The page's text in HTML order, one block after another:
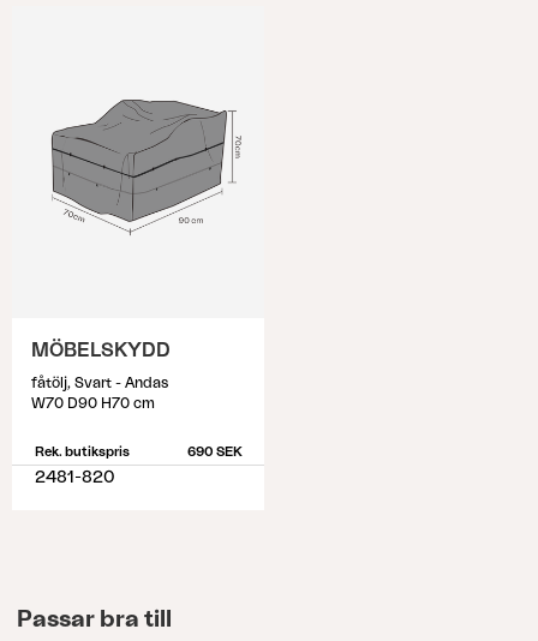
MÖBELSKYDD
fåtölj, Svart - Andas
W70 D90 H70 cm
Rek. butikspris 690 SEK
2481-820
Passar bra till